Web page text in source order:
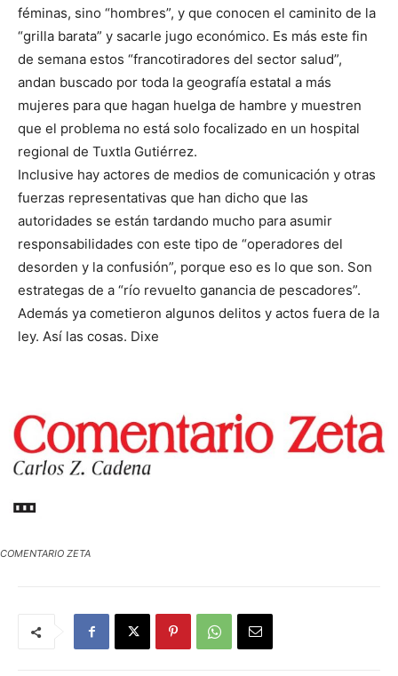
féminas, sino “hombres”, y que conocen el caminito de la
“grilla barata” y sacarle jugo económico. Es más este fin
de semana estos “francotiradores del sector salud”,
andan buscado por toda la geografía estatal a más
mujeres para que hagan huelga de hambre y muestren
que el problema no está solo focalizado en un hospital
regional de Tuxtla Gutiérrez.
Inclusive hay actores de medios de comunicación y otras
fuerzas representativas que han dicho que las
autoridades se están tardando mucho para asumir
responsabilidades con este tipo de “operadores del
desorden y la confusión”, porque eso es lo que son. Son
estrategas de a “río revuelto ganancia de pescadores”.
Además ya cometieron algunos delitos y actos fuera de la
ley. Así las cosas. Dixe
COMENTARIO ZETA